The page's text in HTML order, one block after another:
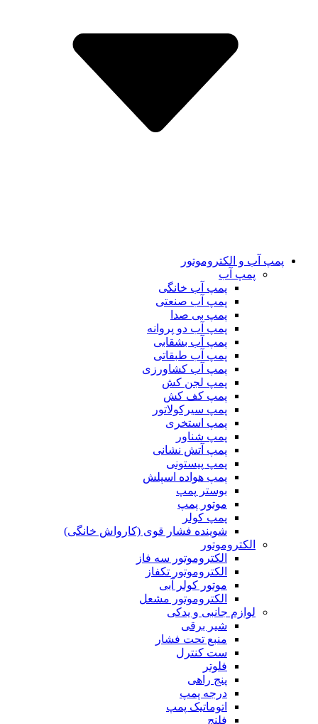
پمپ آب و الکتروموتور
پمپ آب
پمپ آب خانگی
پمپ آب صنعتی
پمپ بی صدا
پمپ آب دو پروانه
پمپ آب بشقابی
پمپ آب طبقاتی
پمپ آب کشاورزی
پمپ لجن کش
پمپ کف کش
پمپ سیرکولاتور
پمپ استخری
پمپ شناور
پمپ آتش نشانی
پمپ پیستونی
پمپ هواده اسپلش
بوستر پمپ
موتور پمپ
پمپ کولر
شوینده فشار قوی (کارواش خانگی)
الکتروموتور
الکتروموتور سه فاز
الکتروموتور تکفاز
موتور کولر آبی
الکتروموتور مشعل
لوازم جانبی و یدکی
شیر برقی
منبع تحت فشار
ست کنترل
فلوتر
پنج راهی
درجه پمپ
اتوماتیک پمپ
فلنج